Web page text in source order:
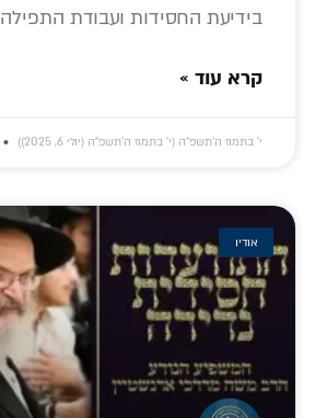
בידיעת החסידות ועבודת התפילה
קרא עוד »
י׳ בתמוז ה׳תשפ״ה (י׳ בתמוז ה׳תשפ״ה (יולי 6, 2025))
אודיו